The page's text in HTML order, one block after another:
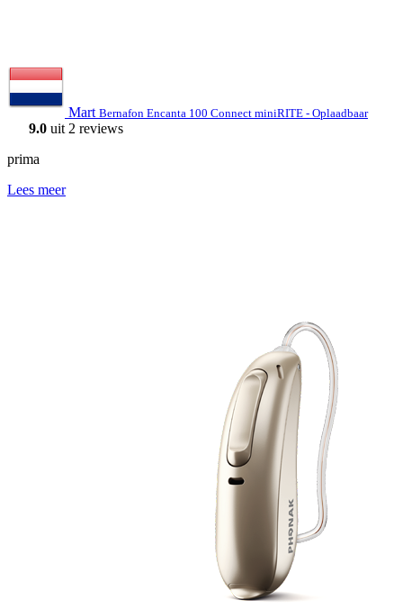
Mart Bernafon Encanta 100 Connect miniRITE - Oplaadbaar
9.0 uit 2 reviews
prima
Lees meer